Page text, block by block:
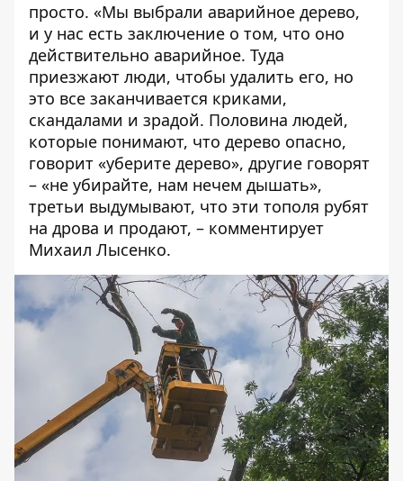
просто. «Мы выбрали аварийное дерево,
и у нас есть заключение о том, что оно
действительно аварийное. Туда
приезжают люди, чтобы удалить его, но
это все заканчивается криками,
скандалами и зрадой. Половина людей,
которые понимают, что дерево опасно,
говорит «уберите дерево», другие говорят
– «не убирайте, нам нечем дышать»,
третьи выдумывают, что эти тополя рубят
на дрова и продают, – комментирует
Михаил Лысенко.